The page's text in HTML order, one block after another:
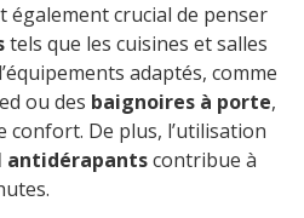
également crucial de penser
tels que les cuisines et salles
adaptés, comme
ou des baignoires à porte,
confort. De plus, l’utilisation
antidérapantscontribue à